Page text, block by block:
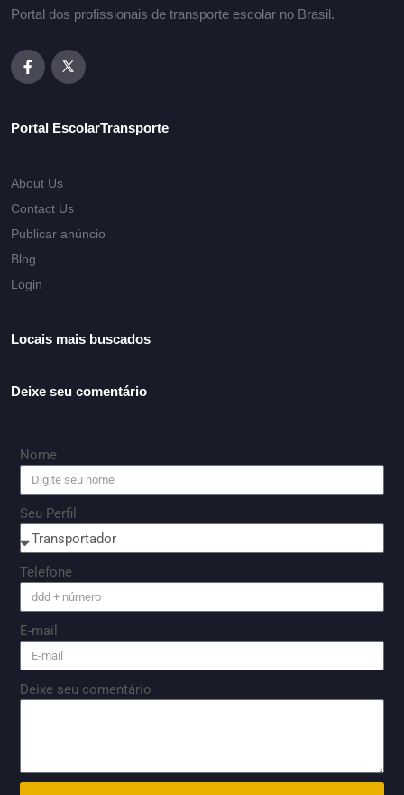
Portal dos profissionais de transporte escolar no Brasil.
Portal EscolarTransporte
About Us
Contact Us
Publicar anúncio
Blog
Login
Locais mais buscados
Deixe seu comentário
Nome
Seu Perfil
Telefone
E-mail
Deixe seu comentário